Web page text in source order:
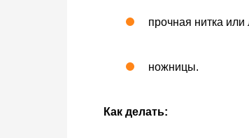
прочная нитка или
ножницы.
Как делать: